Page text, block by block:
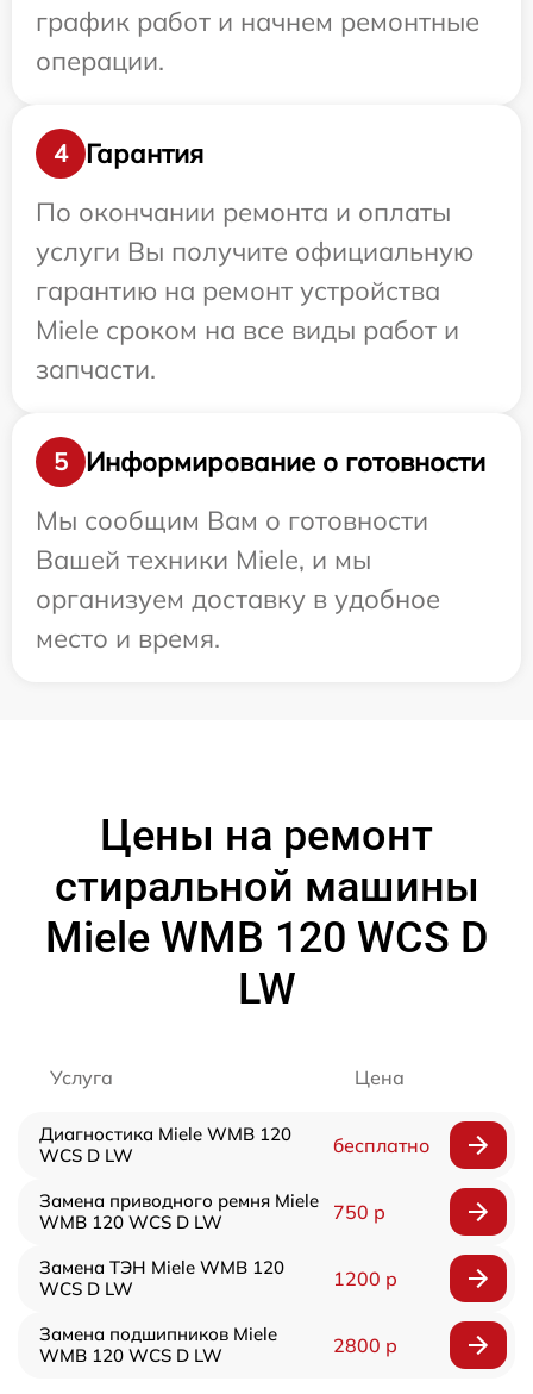
график работ и начнем ремонтные
операции.
4
Гарантия
По окончании ремонта и оплаты
услуги Вы получите официальную
гарантию на ремонт устройства
Miele сроком на все виды работ и
запчасти.
5
Информирование о готовности
Мы сообщим Вам о готовности
Вашей техники Miele, и мы
организуем доставку в удобное
место и время.
Цены на ремонт
стиральной машины
Miele WMB 120 WCS D
LW
Услуга Цена
Диагностика Miele WMB 120
WCS D LW
бесплатно
Замена приводного ремня Miele
WMB 120 WCS D LW
750 р
Замена ТЭН Miele WMB 120
WCS D LW
1200 р
Замена подшипников Miele
WMB 120 WCS D LW
2800 р